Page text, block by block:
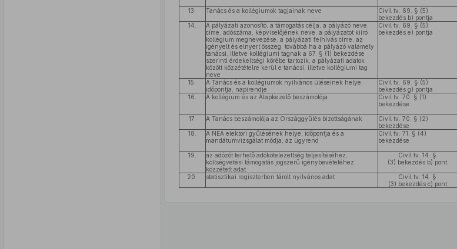
13. Tanács és a kollégiumok tagjainak neve
Civil tv. 69. § (5)
bekezdés b) pontja
14.
A pályázati azonosító, a támogatás célja, a pályázó neve,
címe, adószáma, képviselőjének neve, a pályázatot kiíró
kollégium megnevezése, a pályázati felhívás címe, az
igényelt és elnyert összeg, továbbá ha a pályázó valamely
tanácsi, illetve kollégiumi tagnak a 67. § (1) bekezdése
szerinti érdekeltségi körébe tartozik, a pályázati adatok
között közzétételre kerül e tanácsi, illetve kollégiumi tag
neve
Civil tv. 69. § (5)
bekezdés e) pontja
15.
A Tanács és a kollégiumok nyilvános üléseinek helye,
időpontja, napirendje
Civil tv. 69. § (5)
bekezdés g) pontja
16. A kollégium és az Alapkezelő beszámolója
Civil tv. 70. § (1)
bekezdése
17. A Tanács beszámolója az Országgyűlés bizottságának
Civil tv. 70. § (2)
bekezdése
18.
A NEA elektori gyűlésének helye, időpontja és a
mandátumvizsgálat módja, az ügyrend
Civil tv. 71. § (4)
bekezdése
19.
az adózót terhelő adókötelezettség teljesítéséhez,
költségvetési támogatás jogszerű igénybevételéhez
közzétett adat
Civil tv. 14. §
(3) bekezdés b) pont
20. statisztikai regiszterben tárolt nyilvános adat
Civil tv. 14. §
(3) bekezdés c) pont